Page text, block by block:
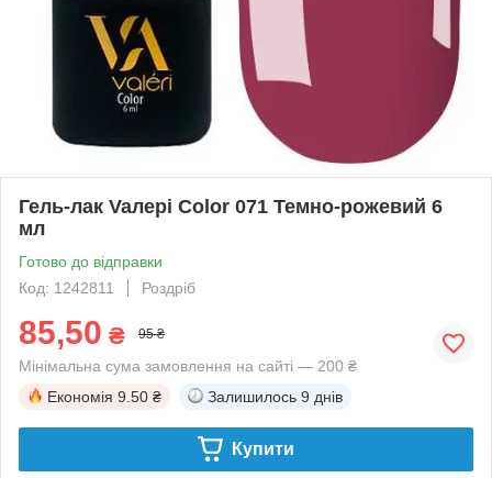
Гель-лак Vaлерi Color 071 Темно-рожевий 6
мл
Готово до відправки
Код: 1242811
Роздріб
85,50 ₴ 95 ₴
Мінімальна сума замовлення на сайті — 200 ₴
Економія 9.50 ₴ Залишилось 9 днів
Купити